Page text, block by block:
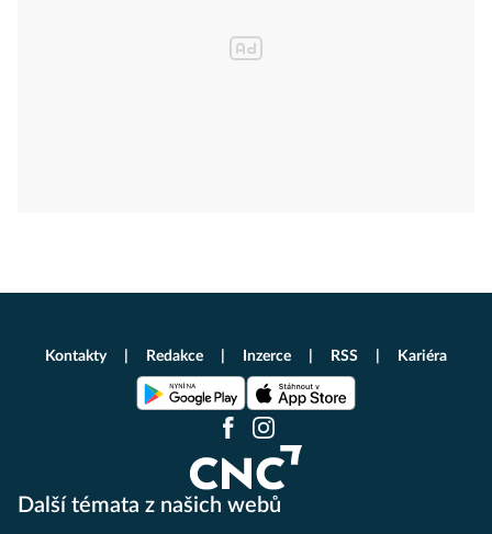
Další témata z našich webů
Kontakty Redakce Inzerce RSS Kariéra